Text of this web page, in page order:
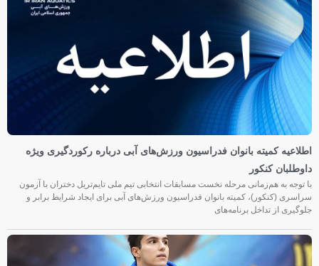
اطلاعیه کمیته بانوان فدراسیون ورزش‌های آبی درباره رکوردگیری ویژه
داوطلبان کنکور
با توجه به هم‌زمانی مرحله نخست مسابقات انتخابی تیم ملی تایم‌تریل دختران با آزمون
سراسری (کنکور)، کمیته بانوان فدراسیون ورزش‌های آبی برای ایجاد شرایط برابر و
جلوگیری از تداخل برنامه‌های